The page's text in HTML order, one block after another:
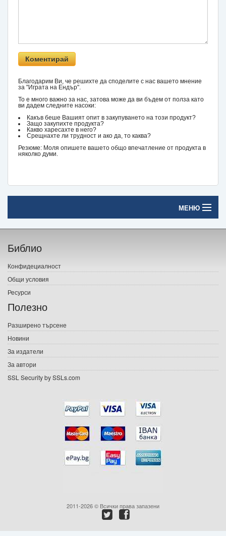
Благодарим Ви, че решихте да споделите с нас вашето мнение
за "Играта на Ендър".
То е много важно за нас, затова може да ви бъдем от полза като
ви дадем следните насоки:
Какъв беше Вашият опит в закупуването на този продукт?
Защо закупихте продукта?
Какво харесахте в него?
Срещнахте ли трудност и ако да, то каква?
Резюме: Моля опишете вашето общо впечатление от продукта в
няколко думи.
МЕНЮ
Начало
Печатни книги
Електронни книги
Е-списания
Подаръци
Ваучери
Промоции
Библио
Конфидециалност
Общи условия
Ресурси
Полезно
Разширено търсене
Новини
За издатели
За автори
SSL Security by SSLs.com
2011-2026 © Всички права запазени